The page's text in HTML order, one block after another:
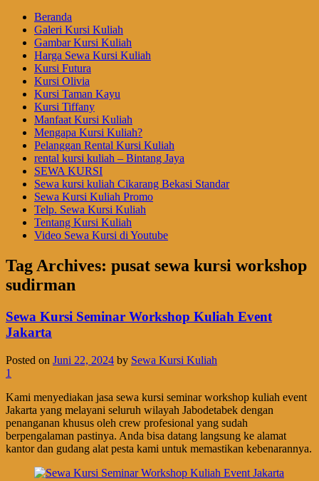
Beranda
Galeri Kursi Kuliah
Gambar Kursi Kuliah
Harga Sewa Kursi Kuliah
Kursi Futura
Kursi Olivia
Kursi Taman Kayu
Kursi Tiffany
Manfaat Kursi Kuliah
Mengapa Kursi Kuliah?
Pelanggan Rental Kursi Kuliah
rental kursi kuliah – Bintang Jaya
SEWA KURSI
Sewa kursi kuliah Cikarang Bekasi Standar
Sewa Kursi Kuliah Promo
Telp. Sewa Kursi Kuliah
Tentang Kursi Kuliah
Video Sewa Kursi di Youtube
Tag Archives: pusat sewa kursi workshop
sudirman
Sewa Kursi Seminar Workshop Kuliah Event
Jakarta
Posted on Juni 22, 2024 by Sewa Kursi Kuliah
1
Kami menyediakan jasa sewa kursi seminar workshop kuliah event
Jakarta yang melayani seluruh wilayah Jabodetabek dengan
penanganan khusus oleh crew profesional yang sudah
berpengalaman pastinya. Anda bisa datang langsung ke alamat
kantor dan gudang alat pesta kami untuk memastikan kebenarannya.